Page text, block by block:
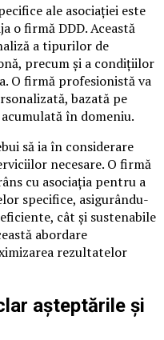
ale asociației este
o firmă DDD. Această
a tipurilor de
precum și a condițiilor
O firmă profesionistă va
bazată pe
în domeniu.
să ia în considerare
necesare. O firmă
cu asociația pentru a
specifice, asigurându-
cât și sustenabile
abordare
rezultatelor
așteptările și